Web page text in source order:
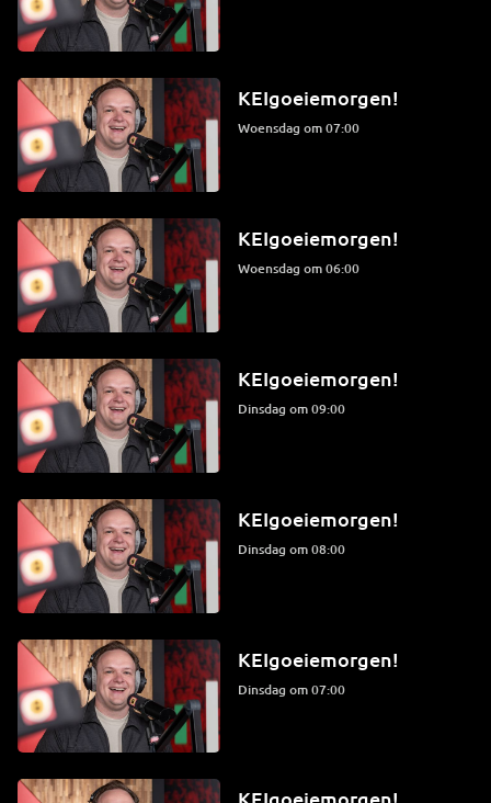
KEIgoeiemorgen!
woensdag om 07:00
KEIgoeiemorgen!
woensdag om 06:00
KEIgoeiemorgen!
dinsdag om 09:00
KEIgoeiemorgen!
dinsdag om 08:00
KEIgoeiemorgen!
dinsdag om 07:00